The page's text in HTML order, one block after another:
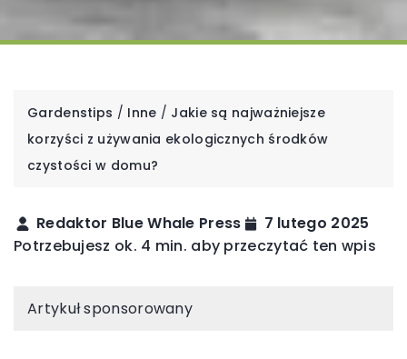
Gardenstips / Inne / Jakie są najważniejsze
korzyści z używania ekologicznych środków
czystości w domu?
Redaktor Blue Whale Press
7 lutego 2025
Potrzebujesz ok. 4 min. aby przeczytać ten wpis
Artykuł sponsorowany